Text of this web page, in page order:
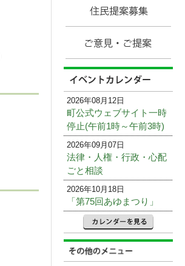
2026年08月12日
町公式ウェブサイト一時
停止(午前1時～午前3時)
2026年09月07日
法律・人権・行政・心配
ごと相談
2026年10月18日
「第75回あゆまつり」